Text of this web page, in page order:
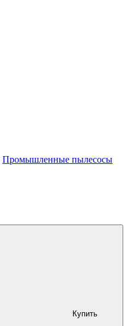
Промышленные пылесосы
Купить